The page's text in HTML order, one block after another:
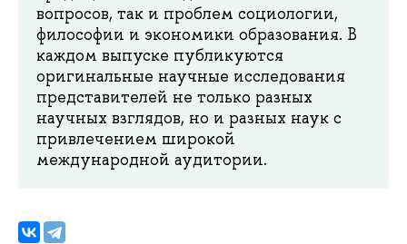
вопросов, так и проблем социологии,
философии и экономики образования. В
каждом выпуске публикуются
оригинальные научные исследования
представителей не только разных
научных взглядов, но и разных наук с
привлечением широкой
международной аудитории.